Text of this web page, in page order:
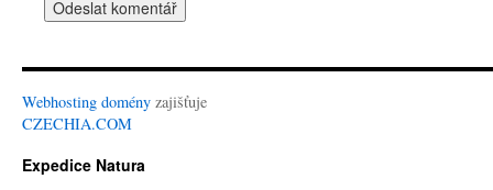
Webhosting domény zajišťuje
CZECHIA.COM
Expedice Natura